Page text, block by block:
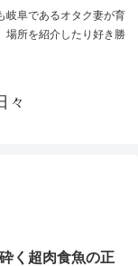
岐阜であるオタク妻が育
場所を紹介したり好き勝
々
く超肉食魚の正